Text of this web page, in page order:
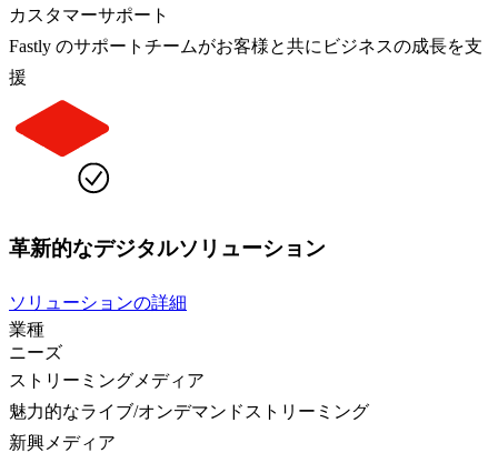
カスタマーサポート
Fastly のサポートチームがお客様と共にビジネスの成長を支
援
革新的なデジタルソリューション
ソリューションの詳細
業種
ニーズ
ストリーミングメディア
魅力的なライブ/オンデマンドストリーミング
新興メディア